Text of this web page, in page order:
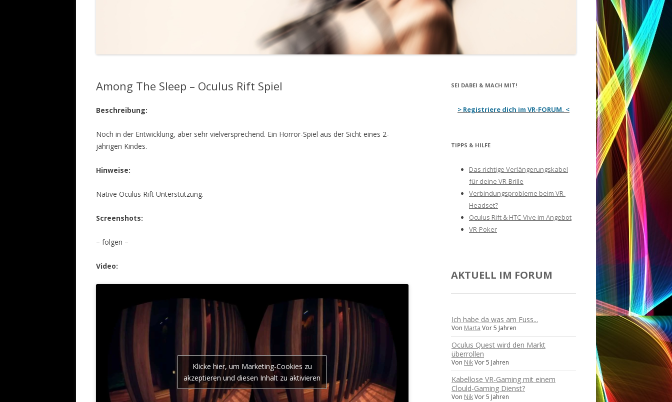
VERLÄNGERUNGSKABEL
LEAP MOTION – CONTROLLER
RAZER HYDRA – CONTROLLER
Among The Sleep – Oculus Rift Spiel
Beschreibung:
Noch in der Entwicklung, aber sehr vielversprechend. Ein Horror-Spiel aus der Sicht eines 2-
jährigen Kindes.
Hinweise:
Native Oculus Rift Unterstützung.
Screenshots:
– folgen –
Video:
Klicke hier, um Marketing-Cookies zu
akzeptieren und diesen Inhalt zu aktivieren
SEI DABEI & MACH MIT!
> Registriere dich im VR-FORUM. <
TIPPS & HILFE
Das richtige Verlängerungskabel
für deine VR-Brille
Verbindungsprobleme beim VR-
Headset?
Oculus Rift & HTC-Vive im Angebot
VR-Poker
AKTUELL IM FORUM
Ich habe da was am Fuss...
Von Marta Vor 5 Jahren
Oculus Quest wird den Markt
überrollen
Von NikVor 5 Jahren
Kabellose VR-Gaming mit einem
Clould-Gaming Dienst?
Von NikVor 5 Jahren